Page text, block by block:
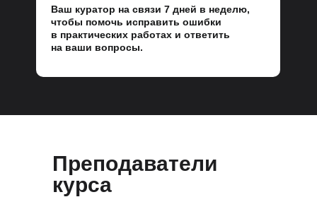
Ваш куратор на связи 7 дней в неделю,
чтобы помочь исправить ошибки
в практических работах и ответить
на ваши вопросы.
Преподаватели
курса